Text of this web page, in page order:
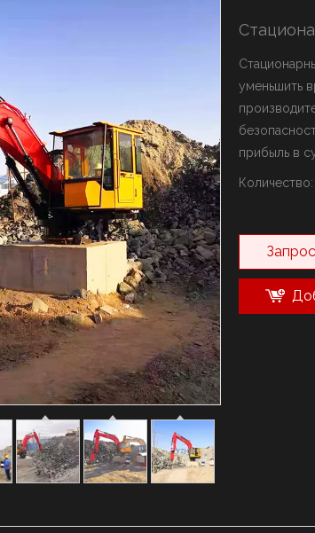
Гидравлический молот марки Rammer
уменьшить
прибыль в
Количество: